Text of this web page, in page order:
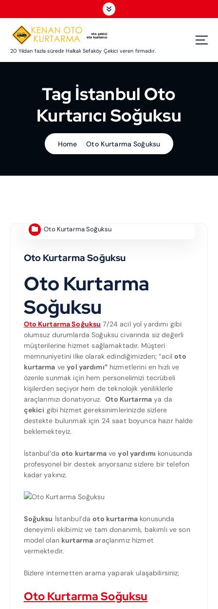
20 Yıldan fazla süredir Halkalı Sefaköy Çekici veren firmadır.
Tag İstanbul Oto
Kurtarıcı Soğuksu
Home Oto Kurtarma Soğuksu
Oto Kurtarma Soğuksu
Oto Kurtarma Soğuksu
Oto Kurtarma
Soğuksu
Oto Kurtarma Soğuksu 7/24 acil yol yardımı gibi
olumsuz durumlarda Soğuksu civarında siz değerli
müşterilerine hizmet sağlamaktadır. Müşteri
memnuniyetini ilke olarak edindiğimizden; “aciloto
kurtarma veyol yardımı”hizmetlerini en hızlı ve
özenle sunmak için hem personelimizi tecrübeli
kişilerden seçiyor hem de teknolojik yeniliklerle
araçlarımızı donatıyoruz.Oto Kurtarma ya da
çekici gibi hizmet gereksinimlerinizde sizlere
destekte bulunmak için 24 saat boyunca hazır halde
beklemekteyiz.
İstanbul’daoto kurtarmaveyol yardımı konusunda
profesyonel bir destek arıyorsanız sizlere bir telefon
kadar yakınız.
Soğuksu İstanbul’daoto kurtarma konusunda
deneyimli ekibimiz ve tam donanımlı, bakımlı ve son
model olan kurtarma araçlarımız hizmet
vermektedir.
Bizlere internetten arama yaparak ulaşabilirsiniz;
Oto Kurtarma Soğuksu